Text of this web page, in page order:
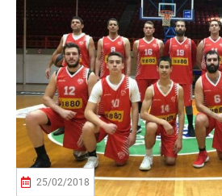
25/02/2018